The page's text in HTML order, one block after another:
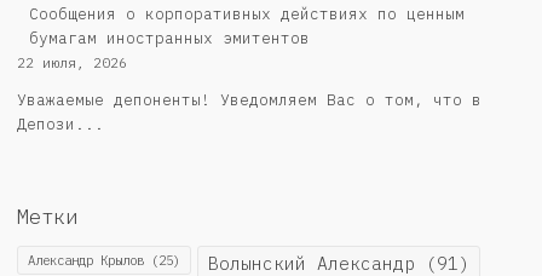
Сообщения о корпоративных действиях по ценным
бумагам иностранных эмитентов
22 июля, 2026
Уважаемые депоненты! Уведомляем Вас о том, что в
Депози...
Метки
Александр Крылов (25) Волынский Александр (91)